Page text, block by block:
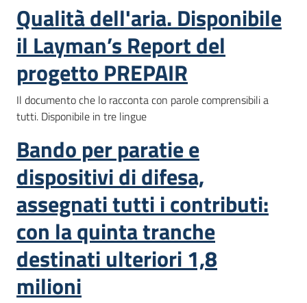
Qualità dell'aria. Disponibile
il Layman’s Report del
progetto PREPAIR
Il documento che lo racconta con parole comprensibili a
tutti. Disponibile in tre lingue
Bando per paratie e
dispositivi di difesa,
assegnati tutti i contributi:
con la quinta tranche
destinati ulteriori 1,8
milioni